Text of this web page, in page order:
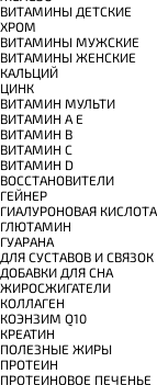
ВИТАМИНЫ ДЕТСКИЕ
ХРОМ
ВИТАМИНЫ МУЖСКИЕ
ВИТАМИНЫ ЖЕНСКИЕ
КАЛЬЦИЙ
ЦИНК
ВИТАМИН МУЛЬТИ
ВИТАМИН A E
ВИТАМИН B
ВИТАМИН C
ВИТАМИН D
ВОССТАНОВИТЕЛИ
ГЕЙНЕР
ГИАЛУРОНОВАЯ КИСЛОТА
ГЛЮТАМИН
ГУАРАНА
ДЛЯ СУСТАВОВ И СВЯЗОК
ДОБАВКИ ДЛЯ СНА
ЖИРОСЖИГАТЕЛИ
КОЛЛАГЕН
КОЭНЗИМ Q10
КРЕАТИН
ПОЛЕЗНЫЕ ЖИРЫ
ПРОТЕИН
ПРОТЕИНОВОЕ ПЕЧЕНЬЕ